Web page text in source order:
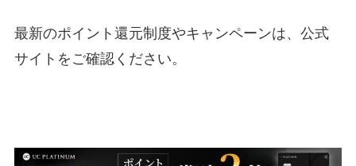
最新のポイント還元制度やキャンペーンは、公式
サイトをご確認ください。